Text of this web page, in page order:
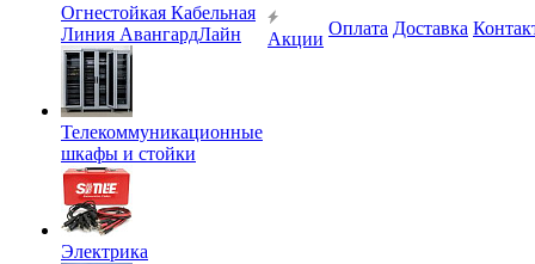
Огнестойкая Кабельная
Линия АвангардЛайн
Телекоммуникационные
шкафы и стойки
Электрика
Акции
Оплата Доставка